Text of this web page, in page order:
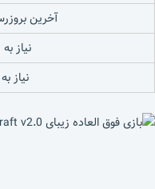
آخرین
نیاز
نیاز